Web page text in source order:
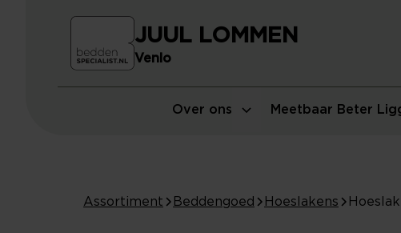
Over ons Meetbaar Beter
JUUL LOMMEN
Venlo
Assortiment Beddengoed Hoeslakens